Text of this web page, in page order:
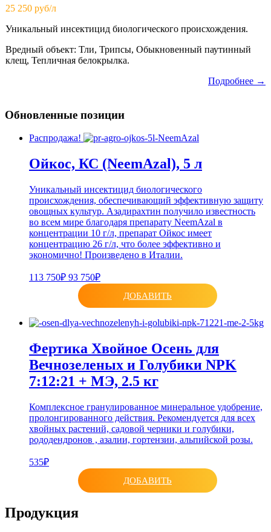
25 250 руб/л
Уникальный инсектицид биологического происхождения.
Вредный объект: Тли, Трипсы, Обыкновенный паутинный
клещ, Тепличная белокрылка.
Подробнее →
Обновленные позиции
Распродажа!
Ойкос, КС (NeemAzal), 5 л
Уникальный инсектицид биологического
происхождения, обеспечивающий эффективную защиту
овощных культур. Азадирахтин получило известность
во всем мире благодаря препарату NeemAzal в
концентрации 10 г/л, препарат Ойкос имеет
концентрацию 26 г/л, что более эффективно и
экономично! Произведено в Италии.
113 750₽ 93 750₽
ДОБАВИТЬ
Фертика Хвойное Осень для
Вечнозеленых и Голубики NPK
7:12:21 + МЭ, 2.5 кг
Комплексное гранулированное минеральное удобрение,
пролонгированного действия. Рекомендуется для всех
хвойных растений, садовой черники и голубики,
рододендронов , азалии, гортензии, альпийской розы.
535₽
ДОБАВИТЬ
Продукция